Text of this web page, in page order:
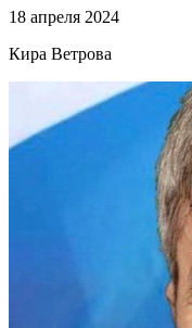
18 апреля 2024
Кира Ветрова